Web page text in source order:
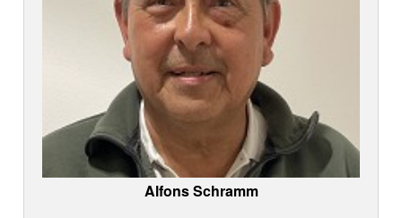
Alfons Schramm